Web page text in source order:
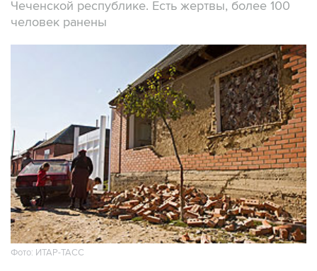
Чеченской республике. Есть жертвы, более 100
человек ранены
Фото: ИТАР-ТАСС